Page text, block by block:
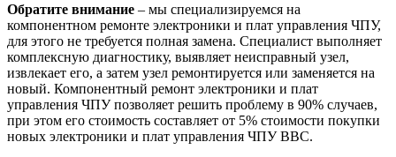
Обратите внимание – мы специализируемся на
компонентном ремонте электроники и плат управления ЧПУ,
для этого не требуется полная замена. Специалист выполняет
комплексную диагностику, выявляет неисправный узел,
извлекает его, а затем узел ремонтируется или заменяется на
новый. Компонентный ремонт электроники и плат
управления ЧПУ позволяет решить проблему в 90% случаев,
при этом его стоимость составляет от 5% стоимости покупки
новых электроники и плат управления ЧПУ BBC.